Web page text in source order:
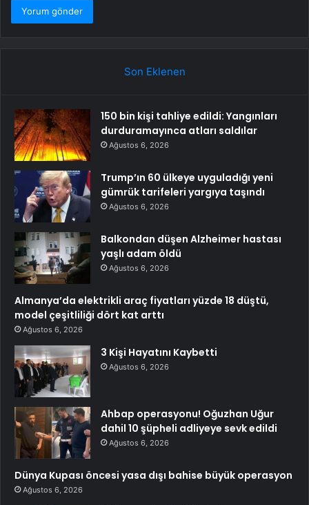
Son Eklenen
150 bin kişi tahliye edildi: Yangınları
durduramayınca atları saldılar
Ağustos 6, 2026
Trump’ın 60 ülkeye uyguladığı yeni
gümrük tarifeleri yargıya taşındı
Ağustos 6, 2026
Balkondan düşen Alzheimer hastası
yaşlı adam öldü
Ağustos 6, 2026
Almanya’da elektrikli araç fiyatları yüzde 18 düştü,
model çeşitliliği dört kat arttı
Ağustos 6, 2026
3 Kişi Hayatını Kaybetti
Ağustos 6, 2026
Ahbap operasyonu! Oğuzhan Uğur
dahil 10 şüpheli adliyeye sevk edildi
Ağustos 6, 2026
Dünya Kupası öncesi yasa dışı bahise büyük operasyon
Ağustos 6, 2026